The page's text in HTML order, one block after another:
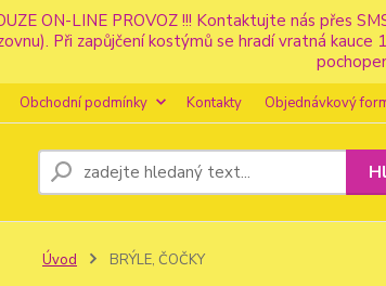
ON-LINE PROVOZ !!! Kontaktujte nás
Při zapůjčení kostýmů se hradí vratná
Obchodní podmínky Kontakty Objednávkový
Úvod BRÝLE, ČOČKY